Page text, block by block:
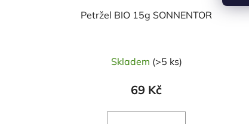
Petržel BIO 15g SONNENTOR
Skladem (>5 ks)
69 Kč